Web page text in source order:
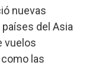
nuevas
del Asia
vuelos
las